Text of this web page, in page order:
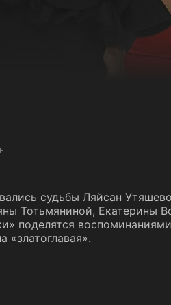
судьбы Ляйсан
Тотьмяниной, Екатерины
поделятся
«златоглавая».